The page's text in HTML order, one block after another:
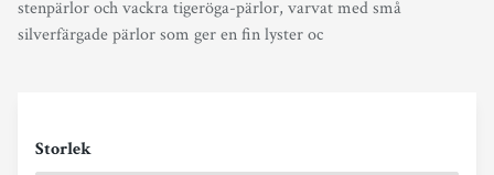
stenpärlor och vackra tigeröga-pärlor, varvat med små
silverfärgade pärlor som ger en fin lyster oc
Storlek